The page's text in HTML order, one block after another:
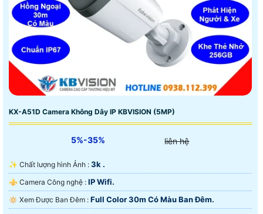
KX-A51D Camera Không Dây IP KBVISION (5MP)
5%-35% liên hệ
✨ Chất lượng hình Ảnh : 3k .
⚜️ Camera Công nghệ : IP Wifi.
🔅 Xem Được Ban Đêm : Full Color 30m Có Màu Ban Ðêm.